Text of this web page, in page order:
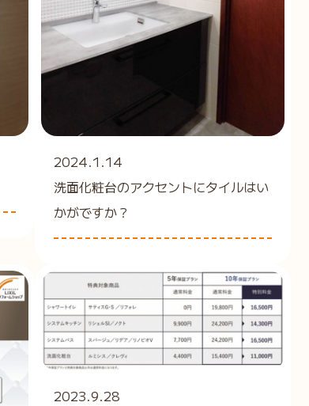
2024.1.14
洗面化粧台のアクセントにタイルはい
かがですか？
2023.9.28